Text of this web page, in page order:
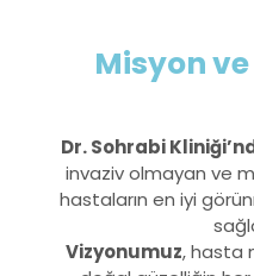
Misyon
Dr. Sohrabi
invaziv olmayan ve
hastaların en iyi
Vizyonumuz, hasta